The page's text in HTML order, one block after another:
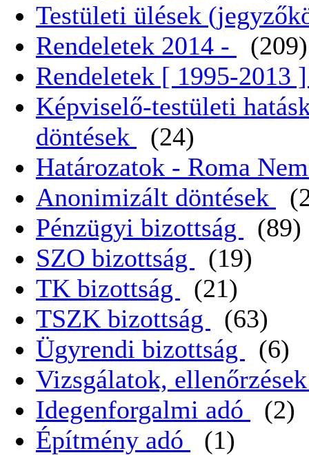
Testületi ülések
Rendeletek 2014 -
(209)
Rendeletek [ 1995-2013
Képviselő-testületi
döntések
(24)
Határozatok - Roma
Anonimizált döntések
Pénzügyi bizottság
(89)
SZO bizottság
(19)
TK bizottság
(21)
TSZK bizottság
(63)
Ügyrendi bizottság
(6)
Vizsgálatok,
Idegenforgalmi adó
(2)
Építmény adó
(1)